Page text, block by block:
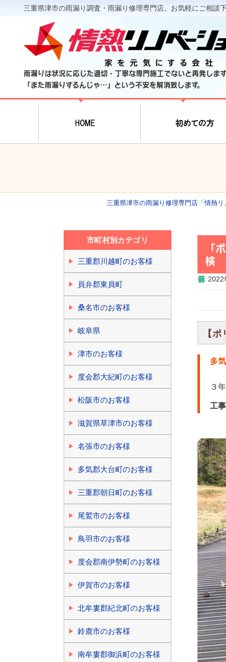
三重県津市の雨漏り調査・雨漏り修理専門店。お気軽にご相談下
雨漏りは状況に応じた適切・丁寧な専門施工でないと再発しま
「また雨漏りするんじゃ…」という不安を解消致します。
三重県津市の雨漏り修理専門店「情熱リ
「
検
2022
【
多
３
工
市町村別カテゴリ
三重郡川越町のお客様
員弁郡東員町
桑名市のお客様
岐阜県
津市のお客様
度会郡大紀町のお客様
松阪市のお客様
滋賀県草津市のお客様
名張市のお客様
多気郡大台町のお客様
三重郡朝日町のお客様
尾鷲市のお客様
鳥羽市のお客様
度会郡南伊勢町のお客様
伊賀市のお客様
北牟婁郡紀北町のお客様
鈴鹿市のお客様
南牟婁郡御浜町のお客様